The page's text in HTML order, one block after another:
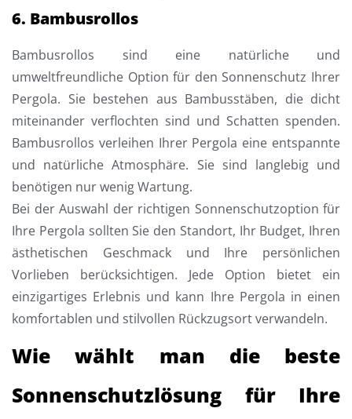
6. Bambusrollos
Bambusrollos sind eine natürliche und
umweltfreundliche Option für den Sonnenschutz Ihrer
Pergola. Sie bestehen aus Bambusstäben, die dicht
miteinander verflochten sind und Schatten spenden.
Bambusrollos verleihen Ihrer Pergola eine entspannte
und natürliche Atmosphäre. Sie sind langlebig und
benötigen nur wenig Wartung.
Bei der Auswahl der richtigen Sonnenschutzoption für
Ihre Pergola sollten Sie den Standort, Ihr Budget, Ihren
ästhetischen Geschmack und Ihre persönlichen
Vorlieben berücksichtigen. Jede Option bietet ein
einzigartiges Erlebnis und kann Ihre Pergola in einen
komfortablen und stilvollen Rückzugsort verwandeln.
Wie wählt man die beste
Sonnenschutzlösung für Ihre